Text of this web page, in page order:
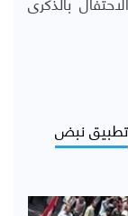
تطبيق نبض